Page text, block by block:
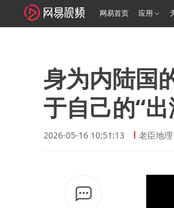
网易首页 应用
身为内陆国
于自己的“出
2026-05-16 10:51:13 老臣地理